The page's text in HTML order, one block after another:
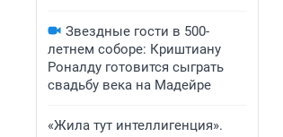
Звездные гости в 500-
летнем соборе: Криштиану
Роналду готовится сыграть
свадьбу века на Мадейре
«Жила тут интеллигенция».